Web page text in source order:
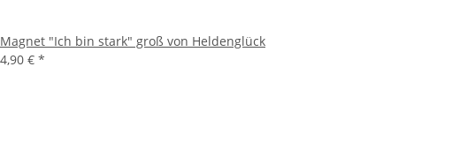
Magnet "Ich bin stark" groß von Heldenglück
4,90 € *